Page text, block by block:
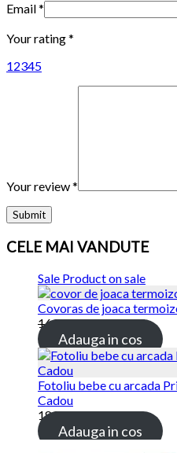
Email*
Your rating*
12345
Your review*
CELE MAI VANDUTE
Sale Product on sale
Covoras de joaca
169.00 lei115.00 lei
Adauga in cos
Fotoliu bebe cu arcada
Cadou
189.00 lei
Adauga in cos